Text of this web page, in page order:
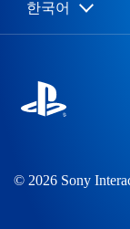
Select
Current
한국어
© 2026 Sony